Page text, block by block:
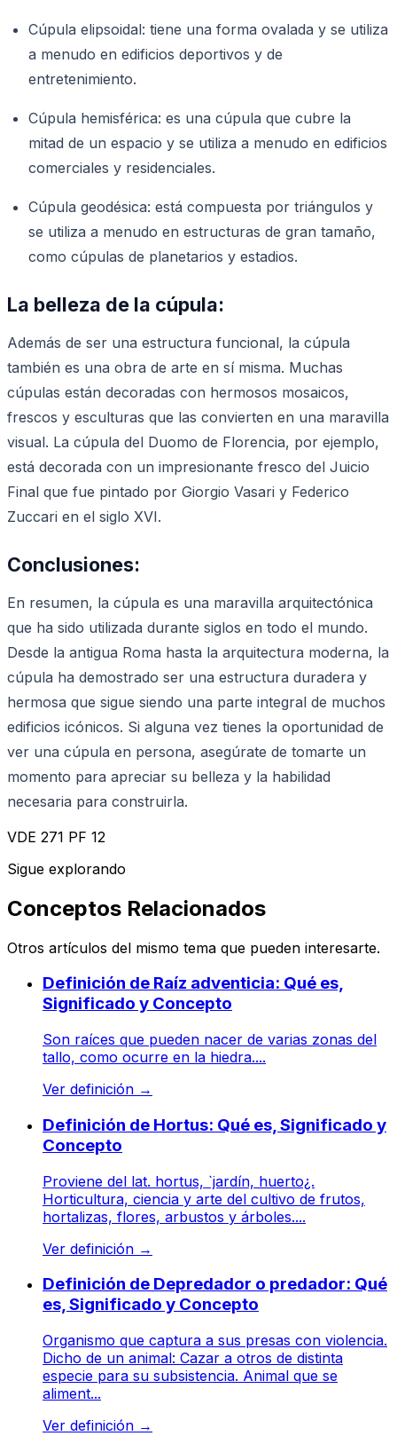
Cúpula elipsoidal: tiene una forma ovalada y se utiliza
a menudo en edificios deportivos y de
entretenimiento.
Cúpula hemisférica: es una cúpula que cubre la
mitad de un espacio y se utiliza a menudo en edificios
comerciales y residenciales.
Cúpula geodésica: está compuesta por triángulos y
se utiliza a menudo en estructuras de gran tamaño,
como cúpulas de planetarios y estadios.
La belleza de la cúpula:
Además de ser una estructura funcional, la cúpula
también es una obra de arte en sí misma. Muchas
cúpulas están decoradas con hermosos mosaicos,
frescos y esculturas que las convierten en una maravilla
visual. La cúpula del Duomo de Florencia, por ejemplo,
está decorada con un impresionante fresco del Juicio
Final que fue pintado por Giorgio Vasari y Federico
Zuccari en el siglo XVI.
Conclusiones:
En resumen, la cúpula es una maravilla arquitectónica
que ha sido utilizada durante siglos en todo el mundo.
Desde la antigua Roma hasta la arquitectura moderna, la
cúpula ha demostrado ser una estructura duradera y
hermosa que sigue siendo una parte integral de muchos
edificios icónicos. Si alguna vez tienes la oportunidad de
ver una cúpula en persona, asegúrate de tomarte un
momento para apreciar su belleza y la habilidad
necesaria para construirla.
VDE 271 PF 12
Sigue explorando
Conceptos Relacionados
Otros artículos del mismo tema que pueden interesarte.
Definición de Raíz adventicia: Qué es,
Significado y Concepto
Son raíces que pueden nacer de varias zonas del
tallo, como ocurre en la hiedra....
Ver definición →
Definición de Hortus: Qué es, Significado y
Concepto
Proviene del lat. hortus, `jardín, huerto¿.
Horticultura, ciencia y arte del cultivo de frutos,
hortalizas, flores, arbustos y árboles....
Ver definición →
Definición de Depredador o predador: Qué
es, Significado y Concepto
Organismo que captura a sus presas con violencia.
Dicho de un animal: Cazar a otros de distinta
especie para su subsistencia. Animal que se
aliment...
Ver definición →